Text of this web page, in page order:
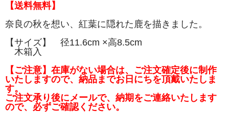
【送料無料】
奈良の秋を想い、紅葉に隠れた鹿を描きました。
【サイズ】 径11.6cm ×高8.5cm
木箱入
【ご注意】在庫がない場合は、ご注文確定後に制作
いたしますので、納品までお日にちを頂戴いたしま
す。
ご注文承り後にメールで、納期をご連絡いたします
ので、必ずご確認ください。